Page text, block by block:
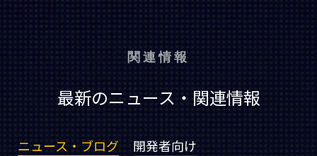
関連情報
最新のニュース・関連情報
ニュース・ブログ 開発者向け